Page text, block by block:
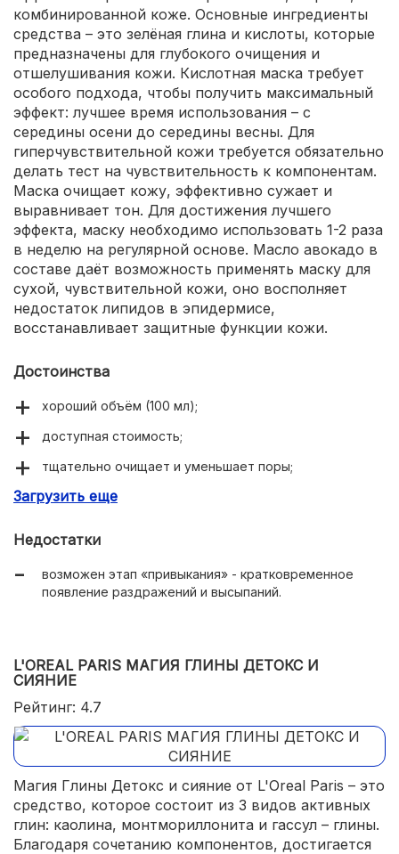
комбинированной коже. Основные ингредиенты
средства – это зелёная глина и кислоты, которые
предназначены для глубокого очищения и
отшелушивания кожи. Кислотная маска требует
особого подхода, чтобы получить максимальный
эффект: лучшее время использования – с
середины осени до середины весны. Для
гиперчувствительной кожи требуется обязательно
делать тест на чувствительность к компонентам.
Маска очищает кожу, эффективно сужает и
выравнивает тон. Для достижения лучшего
эффекта, маску необходимо использовать 1-2 раза
в неделю на регулярной основе. Масло авокадо в
составе даёт возможность применять маску для
сухой, чувствительной кожи, оно восполняет
недостаток липидов в эпидермисе,
восстанавливает защитные функции кожи.
Достоинства
хороший объём (100 мл);
доступная стоимость;
тщательно очищает и уменьшает поры;
устойчивое преображение кожи наблюдается через
заметно осветляет кожу, улучшает цвет лица.
Загрузить еще
Недостатки
возможен этап «привыкания» - кратковременное
появление раздражений и высыпаний.
L'OREAL PARIS МАГИЯ ГЛИНЫ ДЕТОКС И
СИЯНИЕ
Рейтинг: 4.7
Магия Глины Детокс и сияние от L'Oreal Paris – это
средство, которое состоит из 3 видов активных
глин: каолина, монтмориллонита и гассул – глины.
Благодаря сочетанию компонентов, достигается